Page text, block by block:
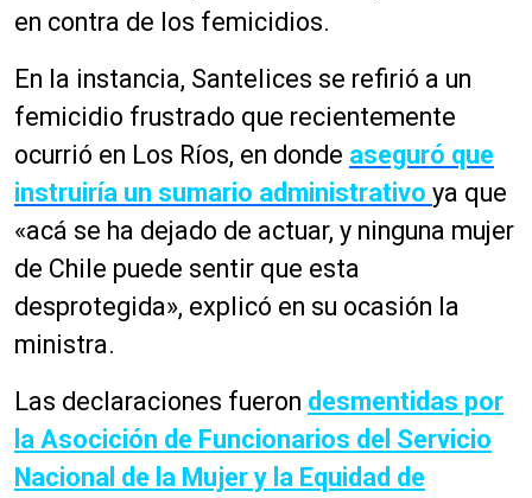
en contra de los femicidios.
En la instancia, Santelices se refirió a un
femicidio frustrado que recientemente
ocurrió en Los Ríos, en donde aseguró que
instruiría un sumario administrativo ya que
«acá se ha dejado de actuar, y ninguna mujer
de Chile puede sentir que esta
desprotegida», explicó en su ocasión la
ministra.
Las declaraciones fueron desmentidas por
la Asocición de Funcionarios del Servicio
Nacional de la Mujer y la Equidad de